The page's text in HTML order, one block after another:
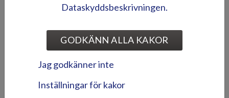
Silver Seahawk Cabin -
Dataskyddsbeskrivningen.
GODKÄNN ALLA KAKOR
Jag godkänner inte
Inställningar för kakor